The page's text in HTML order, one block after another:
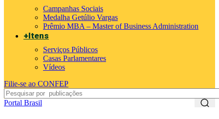
Campanhas Sociais
Medalha Getúlio Vargas
Prêmio MBA – Master of Business Administration
+Itens
Serviços Públicos
Casas Parlamentares
Vídeos
Filie-se ao CONFEP
Portal Brasil